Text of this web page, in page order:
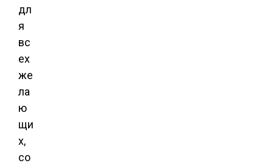
дл
я
вс
ех
же
ла
ю
щи
х,
со